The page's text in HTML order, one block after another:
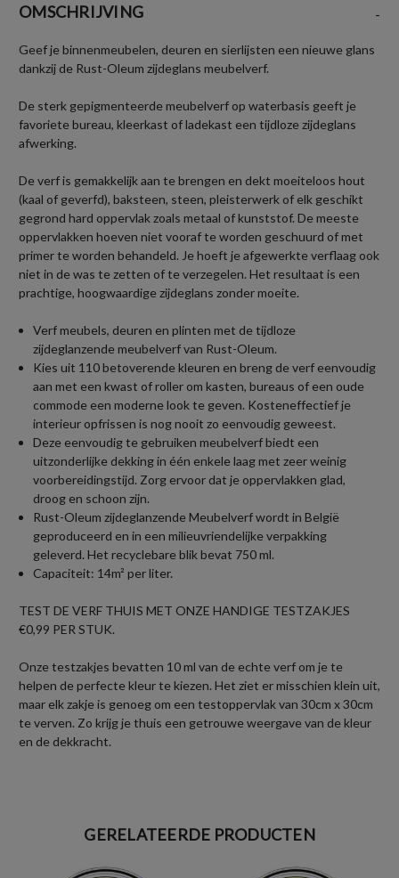
OMSCHRIJVING -
Geef je binnenmeubelen, deuren en sierlijsten een nieuwe glans
dankzij de Rust-Oleum zijdeglans meubelverf.
De sterk gepigmenteerde meubelverf op waterbasis geeft je
favoriete bureau, kleerkast of ladekast een tijdloze zijdeglans
afwerking.
De verf is gemakkelijk aan te brengen en dekt moeiteloos hout
(kaal of geverfd), baksteen, steen, pleisterwerk of elk geschikt
gegrond hard oppervlak zoals metaal of kunststof. De meeste
oppervlakken hoeven niet vooraf te worden geschuurd of met
primer te worden behandeld. Je hoeft je afgewerkte verflaag ook
niet in de was te zetten of te verzegelen. Het resultaat is een
prachtige, hoogwaardige zijdeglans zonder moeite.
Verf meubels, deuren en plinten met de tijdloze
zijdeglanzende meubelverf van Rust-Oleum.
Kies uit 110 betoverende kleuren en breng de verf eenvoudig
aan met een kwast of roller om kasten, bureaus of een oude
commode een moderne look te geven. Kosteneffectief je
interieur opfrissen is nog nooit zo eenvoudig geweest.
Deze eenvoudig te gebruiken meubelverf biedt een
uitzonderlijke dekking in één enkele laag met zeer weinig
voorbereidingstijd. Zorg ervoor dat je oppervlakken glad,
droog en schoon zijn.
Rust-Oleum zijdeglanzende Meubelverf wordt in België
geproduceerd en in een milieuvriendelijke verpakking
geleverd. Het recyclebare blik bevat 750 ml.
Capaciteit: 14m² per liter.
TEST DE VERF THUIS MET ONZE HANDIGE TESTZAKJES
€0,99 PER STUK.
Onze testzakjes bevatten 10 ml van de echte verf om je te
helpen de perfecte kleur te kiezen. Het ziet er misschien klein uit,
maar elk zakje is genoeg om een testoppervlak van 30cm x 30cm
te verven. Zo krijg je thuis een getrouwe weergave van de kleur
en de dekkracht.
GERELATEERDE PRODUCTEN